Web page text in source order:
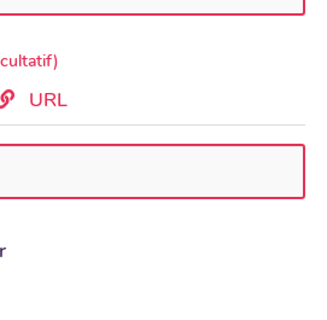
URL